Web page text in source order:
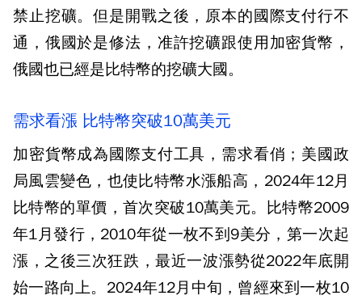
禁止挖礦。但是開戰之後，原本的國際支付行不
通，俄國於是修法，准許挖礦跟使用加密貨幣，
俄國也已經是比特幣的挖礦大國。
需求看漲 比特幣突破10萬美元
加密貨幣成為國際支付工具，需求看俏；美國政
局風雲變色，也使比特幣水漲船高，2024年12月
比特幣的單價，首次突破10萬美元。比特幣2009
年1月發行，2010年從一枚不到9美分，第一次起
漲，之後三次狂跌，最近一波漲勢從2022年底開
始一路向上。2024年12月中旬，曾經來到一枚10